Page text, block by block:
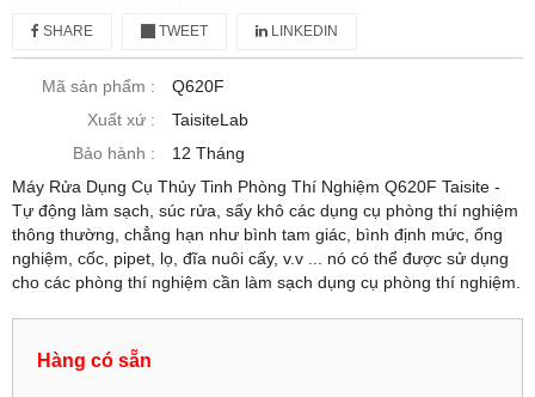
SHARE TWEET LINKEDIN
Mã sản phẩm :
Q620F
Xuất xứ :
TaisiteLab
Bảo hành :
12 Tháng
Máy Rửa Dụng Cụ Thủy Tinh Phòng Thí Nghiệm Q620F Taisite -
Tự động làm sạch, súc rửa, sấy khô các dụng cụ phòng thí nghiệm
thông thường, chẳng hạn như bình tam giác, bình định mức, ống
nghiệm, cốc, pipet, lọ, đĩa nuôi cấy, v.v ... nó có thể được sử dụng
cho các phòng thí nghiệm cần làm sạch dụng cụ phòng thí nghiệm.
Hàng có sẵn